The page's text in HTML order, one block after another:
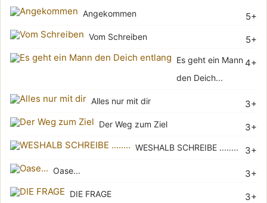
5+
Angekommen
5+
Vom Schreiben
4+
Es geht ein Mann
den Deich...
3+
Alles nur mit dir
3+
Der Weg zum Ziel
3+
WESHALB SCHREIBE ........
3+
Oase...
3+
DIE FRAGE